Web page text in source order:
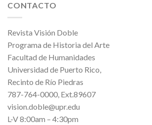
CONTACTO
Revista Visión Doble
Programa de Historia del Arte
Facultad de Humanidades
Universidad de Puerto Rico,
Recinto de Río Piedras
787-764-0000, Ext.89607
vision.doble@upr.edu
L-V 8:00am – 4:30pm